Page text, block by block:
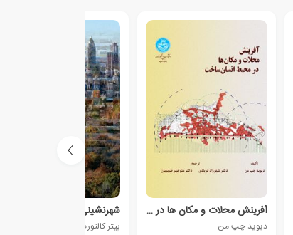
آفرینش محلات و مکان ها در محیط انسان ساخت
دیوید چپ من پیتر کالتورپ